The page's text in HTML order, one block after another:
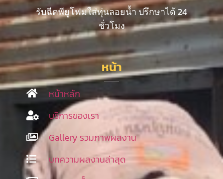
รับฉีดพียูโฟมใส่ทุ่นลอยน้ำ ปรึกษาได้ 24
ชั่วโมง
หน้า
หน้าหลัก
บริการของเรา
Gallery รวมภาพผลงาน
บทความผลงานล่าสุด